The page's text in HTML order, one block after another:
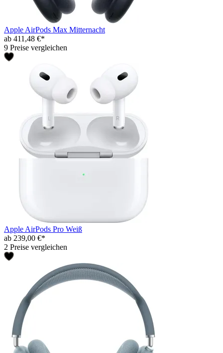
Apple AirPods Max Mitternacht
ab 411,48 €*
9 Preise vergleichen
Apple AirPods Pro Weiß
ab 239,00 €*
2 Preise vergleichen